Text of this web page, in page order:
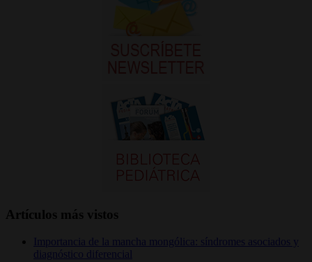
Artículos más vistos
Importancia de la mancha mongólica: síndromes asociados y
diagnóstico diferencial